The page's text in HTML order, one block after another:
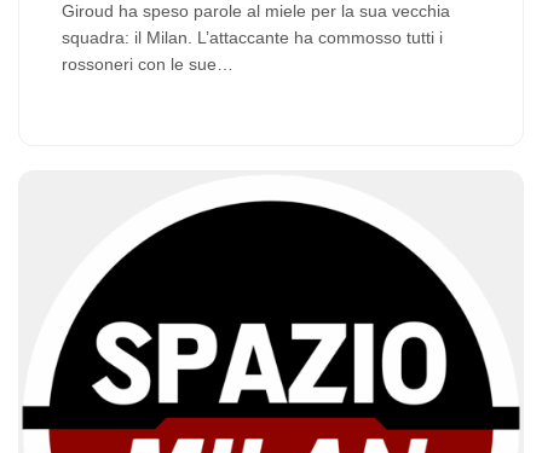
Giroud ha speso parole al miele per la sua vecchia
squadra: il Milan. L’attaccante ha commosso tutti i
rossoneri con le sue…